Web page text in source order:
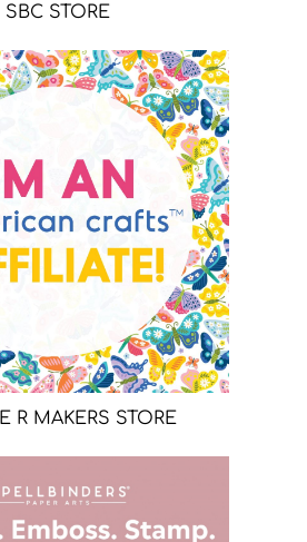
SBC STORE
R MAKERS STORE